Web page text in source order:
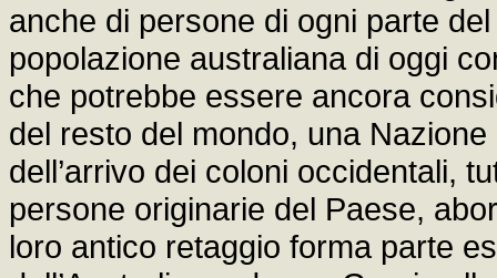
anche di persone di ogni parte
popolazione australiana di oggi
che potrebbe essere ancora
del resto del mondo, una
dell’arrivo dei coloni occidentali,
persone originarie del Paese,
loro antico retaggio forma parte